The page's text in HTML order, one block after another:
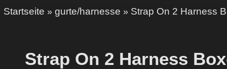
Startseite » gurte/harnesse » Strap On 2 Harness
Strap On 2 Harness